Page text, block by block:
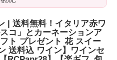
| 送料無料！イタリア赤ワ
コ」とカーネーションア
ト プレゼント 花 スイー
送料込 ワイン】ワインセ